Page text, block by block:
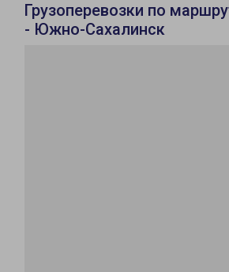
Грузоперевозки по
- Южно-Сахалинск